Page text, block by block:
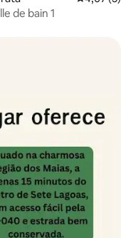
de bain 1